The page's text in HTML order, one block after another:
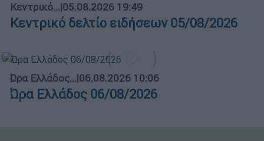
Κεντρικό...|05.08.2026 19:49
Κεντρικό δελτίο ειδήσεων 05/08/2026
Ώρα Ελλάδος...|06.08.2026 10:06
Ώρα Ελλάδος 06/08/2026